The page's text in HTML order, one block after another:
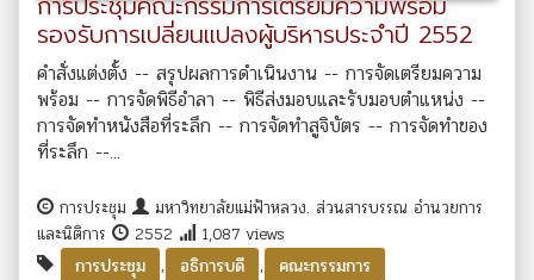
รองรับการเปลี่ยนแปลงผู้บริหารประจำปี 2552
คำสั่งแต่งตั้ง -- สรุปผลการดำเนินงาน -- การจัดเตรียมความ
พร้อม -- การจัดพิธีอำลา -- พิธีส่งมอบและรับมอบตำแหน่ง --
การจัดทำหนังสือที่ระลึก -- การจัดทำสูจิบัตร -- การจัดทำของ
ที่ระลึก --...
การประชุม
มหาวิทยาลัยแม่ฟ้าหลวง. ส่วนสารบรรณ อำนวยการ
และนิติการ
2552
1,087 views
การประชุม
, อธิการบดี , คณะกรรมการ